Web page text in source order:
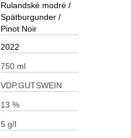
Rulandské modré /
Spätburgunder /
Pinot Noir
2022
750 ml
VDP.GUTSWEIN
13 %
5 g/l